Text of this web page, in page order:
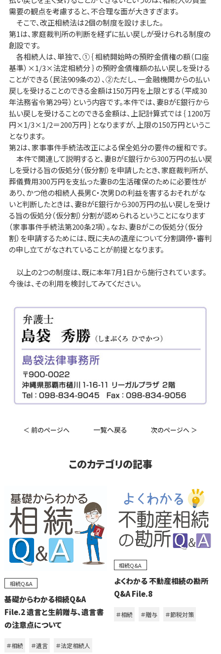
需要の観点を考慮すると、不合理な面が大きすぎます。
そこで、改正相続法は2個の制度を設けました。
第1は、家庭裁判所の判断を経ずに払い戻しが受けられる制度の
創設です。
各相続人は、単独で、①｛ 相続開始時の預貯金債権の額（口座
基準）×1/3×法定相続分 ｝の預貯金債権額の払い戻しを受ける
ことができる（民法909条の2）、②ただし、一金融機関からの払い
戻しを受けることのできる金額は150万円を上限とする（平成30
年法務省令第29号）という内容です。本件では、妻BがE銀行から
払い戻しを受けることのできる金額は、上記計算式では｛ 1200万
円×1/3×1/2＝200万円 ｝となりますが、上限の150万円というこ
となります。
第2は、家事事件手続法改正による保全処分の要件の緩和です。
本件で関連して説明すると、妻BがE銀行から300万円の払い戻
しを受ける旨の仮処分（仮分割）を申請したとき、家庭裁判所が、
葬儀費用300万円を支払った妻Bの生活確保のために必要性が
あり、かつ他の相続人長男C・次男Dの利益を害するおそれがな
いと判断したときは、妻BがE銀行から300万円の払い戻しを受け
る旨の仮処分（仮分割）分割が認められるということになります
（家事事件手続法第200条2項）。なお、妻Bがこの仮処分（仮分
割）を申請するためには、既に夫Aの遺産について分割調停・審判
の申し立てがなされていることが前提となります。
以上の2つの制度は、既に本年7月1日から施行されています。
今後は、その利用を検討してみてください。
＜ 前のページへ 一覧へ戻る 次のページへ ＞
このカテゴリの記事
相続Q&A
基礎からわかる相続Q&A
File.2 遺言と生前贈与、遺言書
の注意点について
＃相続 ＃遺言
＃法定相続人
相続Q&A
よくわかる 不動産相続の勘所
Q&A File.8
＃相続 ＃贈与 ＃節税対策